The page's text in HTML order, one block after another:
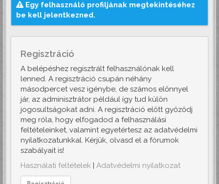
Egy felhasználó profiljának megtekintéséhez
be kell jelentkezned.
Regisztráció
A belépéshez regisztrált felhasználónak kell
lenned. A regisztráció csupán néhány
másodpercet vesz igénybe, de számos előnnyel
jár, az adminisztrátor például így tud külön
jogosultságokat adni. A regisztráció előtt győződj
meg róla, hogy elfogadod a felhasználási
feltételeinket, valamint egyetértesz az adatvédelmi
nyilatkozatunkkal. Kérjük, olvasd el a fórumok
szabályait is!
Használati feltételek | Adatvédelmi nyilatkozat